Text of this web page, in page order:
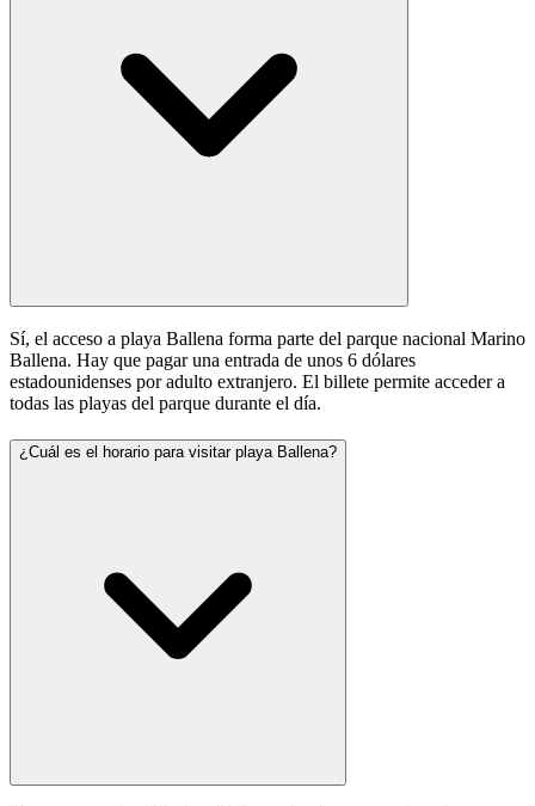
Sí, el acceso a playa Ballena forma parte del parque nacional Marino
Ballena. Hay que pagar una entrada de unos 6 dólares
estadounidenses por adulto extranjero. El billete permite acceder a
todas las playas del parque durante el día.
¿Cuál es el horario para visitar playa Ballena?